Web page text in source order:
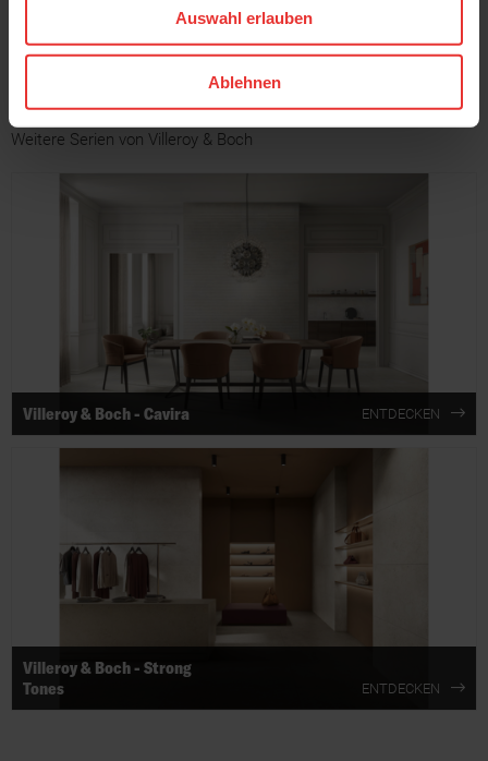
Auswahl erlauben
Ablehnen
Weitere Serien von Villeroy & Boch
Villeroy & Boch - Cavira ENTDECKEN
Villeroy & Boch - Strong
Tones
ENTDECKEN